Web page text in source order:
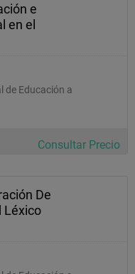
e
en el
de Educación a
Consultar Precio
De
Léxico